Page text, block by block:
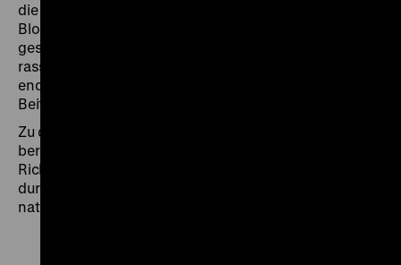
die liebende Jugend, mit langen Blicken, zürnender
Blondheit und weicher Hingabe; er kommt uns diesmal
geschäftig federnd, mit blinkendem Gebiß, Zahlen
rasselnd. Er bleibt ahnungslos, bis (…) die Herzen sich
endlich finden und der Walzer siegt. Anhaltender
Beifall.“ (6.8.1933).
Zu diesem Zeitpunkt war Drehbuchautor Walter Reisch
bereits nach Wien emigriert, der Komponist Werner
Richard Heymann nach Paris; nur Reinhold Schünzel
durfte als „Ehrenarier“ noch bis 1936 im
nationalsozialistischen Deutschland weiterdrehen. (fl)